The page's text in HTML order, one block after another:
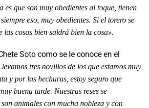
es que son muy obedientes al toque, tienen
eso, muy obedientes. Si el torero se
las cosas bien saldrá bien la cosa».
Soto como se le conoce en el
tres novillos de los que estamos muy
y por las hechuras, estoy seguro que
buena tarde. Nuestras reses se
animales con mucha nobleza y con